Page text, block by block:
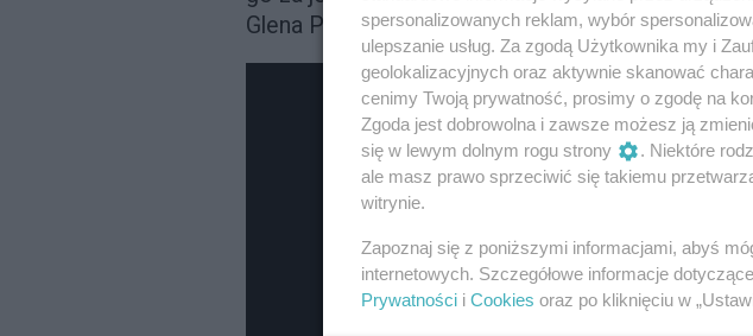
Glena Powella, dla którego film okazał się
spersonalizowanych reklam, wybór
ulepszanie usług. Za zgodą Użytkownika my i
geolokalizacyjnych oraz aktywnie skanować
cenimy Twoją prywatność, prosimy o zgodę na
Zgoda jest dobrowolna i zawsze możesz ją
się w lewym dolnym rogu strony
. Niektóre
ale masz prawo sprzeciwić się takiemu
witrynie.
Zapoznaj się z poniższymi informacjami, abyś
internetowych. Szczegółowe informacje
Prywatności i Cookies oraz po kliknięciu w